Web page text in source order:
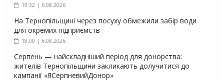
19:32 | 6.08.2026
На Тернопільщині через посуху обмежили забір води
для окремих підприємств
18:00 | 6.08.2026
Серпень — найскладніший період для донорства:
жителів Тернопільщини закликають долучитися до
кампанії «ЯСерпневийДонор»